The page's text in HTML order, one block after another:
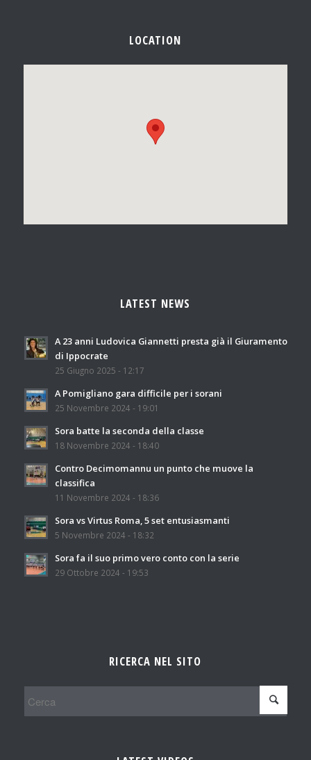
LOCATION
LATEST NEWS
A 23 anni Ludovica Giannetti presta già il Giuramento
di Ippocrate
25 Giugno 2025 - 12:17
A Pomigliano gara difficile per i sorani
25 Novembre 2024 - 19:01
Sora batte la seconda della classe
18 Novembre 2024 - 18:40
Contro Decimomannu un punto che muove la
classifica
11 Novembre 2024 - 18:36
Sora vs Virtus Roma, 5 set entusiasmanti
5 Novembre 2024 - 18:32
Sora fa il suo primo vero conto con la serie
29 Ottobre 2024 - 19:53
RICERCA NEL SITO